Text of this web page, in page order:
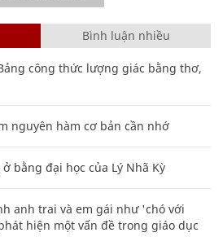
Bình luận nhiều
công thức lượng giác bằng thơ,
nguyên hàm cơ bản cần nhớ
bằng đại học của Lý Nhã Kỳ
anh trai và em gái như 'chó với
hiện một vấn đề trong giáo dục